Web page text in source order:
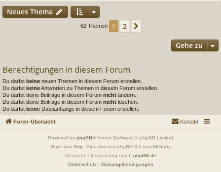
Neues Thema
62 Themen 1 2
Gehe zu
Berechtigungen in diesem Forum
Du darfst keine neuen Themen in diesem Forum erstellen.
Du darfst keineAntworten zu Themen in diesem Forum erstellen.
Du darfst deine Beiträge in diesem Forum nicht ändern.
Du darfst deine Beiträge in diesem Forum nicht löschen.
Du darfst keine Dateianhänge in diesem Forum erstellen.
Foren-Übersicht Kontakt
Powered by phpBB® Forum Software © phpBB Limited
Style von Arty- Aktualisieren phpBB 3.2 von MrGaby
Deutsche Übersetzung durch phpBB.de
Datenschutz| Nutzungsbedingungen